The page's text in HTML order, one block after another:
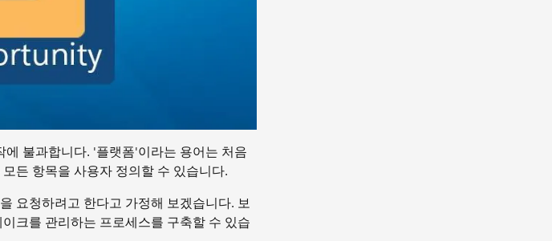
불과합니다. '플랫폼'이라는 용어는 처음
든 항목을 사용자 정의할 수 있습니다.
요청하려고 한다고 가정해 보겠습니다. 보
크를 관리하는 프로세스를 구축할 수 있습